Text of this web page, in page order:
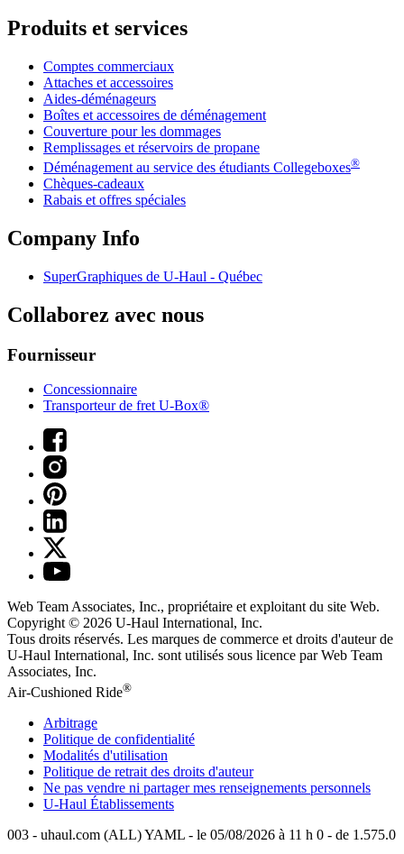
Produits et services
Comptes commerciaux
Attaches et accessoires
Aides-déménageurs
Boîtes et accessoires de déménagement
Couverture pour les dommages
Remplissages et réservoirs de propane
Déménagement au service des étudiants Collegeboxes®
Chèques-cadeaux
Rabais et offres spéciales
Company Info
SuperGraphiques de U-Haul - Québec
Collaborez avec nous
Fournisseur
Concessionnaire
Transporteur de fret U-Box®
Web Team Associates, Inc., propriétaire et exploitant du site Web.
Copyright © 2026 U-Haul International, Inc.
Tous droits réservés. Les marques de commerce et droits d'auteur de
U-Haul International, Inc. sont utilisés sous licence par Web Team
Associates, Inc.
Air-Cushioned Ride®
Arbitrage
Politique de confidentialité
Modalités d'utilisation
Politique de retrait des droits d'auteur
Ne pas vendre ni partager mes renseignements personnels
U-Haul Établissements
003 - uhaul.com (ALL) YAML - le 05/08/2026 à 11 h 0 - de 1.575.0